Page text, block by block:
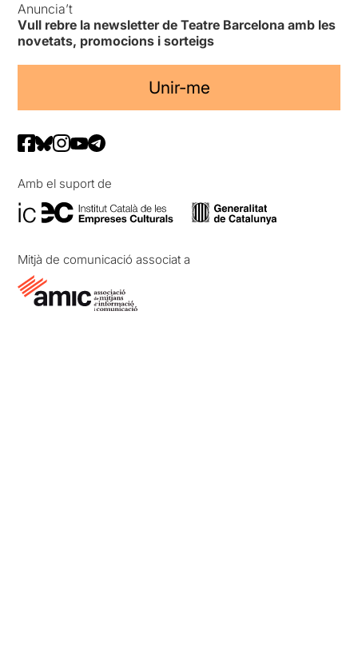
Anuncia’t
Vull rebre la newsletter de Teatre Barcelona amb les
novetats, promocions i sorteigs
Unir-me
Amb el suport de
Mitjà de comunicació associat a